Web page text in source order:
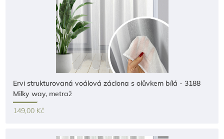
Ervi strukturovaná voálová záclona s olůvkem bílá - 3188
Milky way, metraž
149,00 Kč